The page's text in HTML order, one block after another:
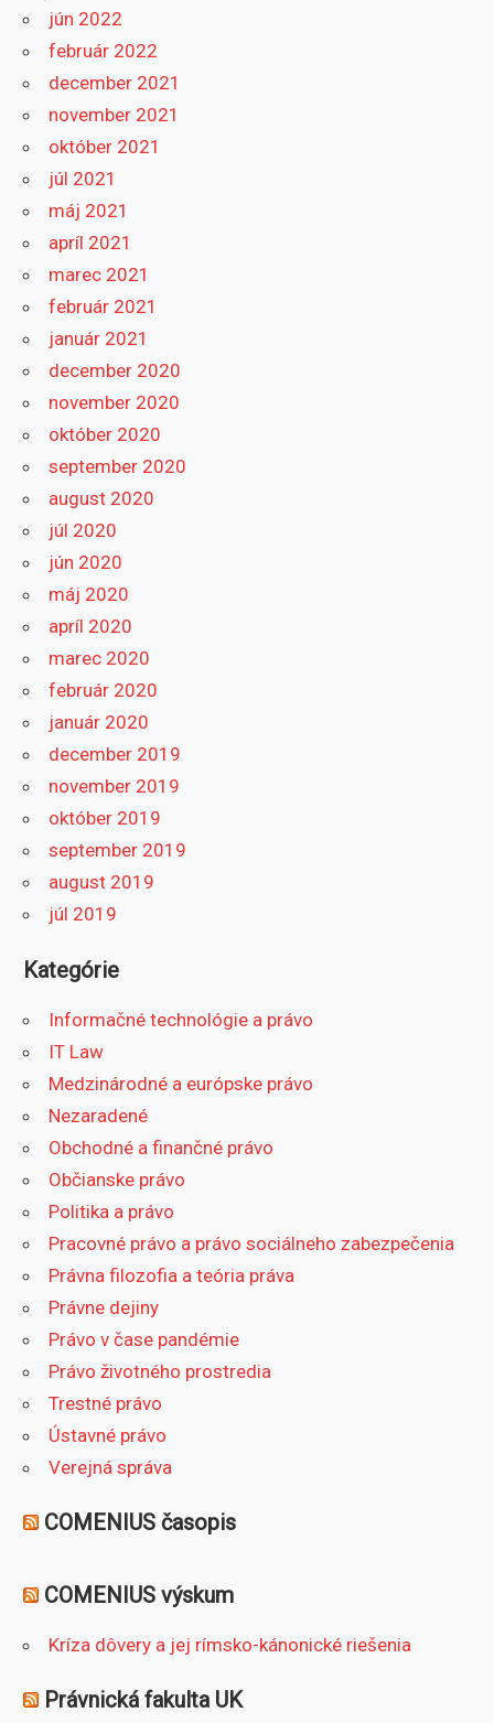
jún 2022
február 2022
december 2021
november 2021
október 2021
júl 2021
máj 2021
apríl 2021
marec 2021
február 2021
január 2021
december 2020
november 2020
október 2020
september 2020
august 2020
júl 2020
jún 2020
máj 2020
apríl 2020
marec 2020
február 2020
január 2020
december 2019
november 2019
október 2019
september 2019
august 2019
júl 2019
Kategórie
Informačné technológie a právo
IT Law
Medzinárodné a európske právo
Nezaradené
Obchodné a finančné právo
Občianske právo
Politika a právo
Pracovné právo a právo sociálneho zabezpečenia
Právna filozofia a teória práva
Právne dejiny
Právo v čase pandémie
Právo životného prostredia
Trestné právo
Ústavné právo
Verejná správa
COMENIUS časopis
COMENIUS výskum
Kríza dôvery a jej rímsko-kánonické riešenia
Právnická fakulta UK